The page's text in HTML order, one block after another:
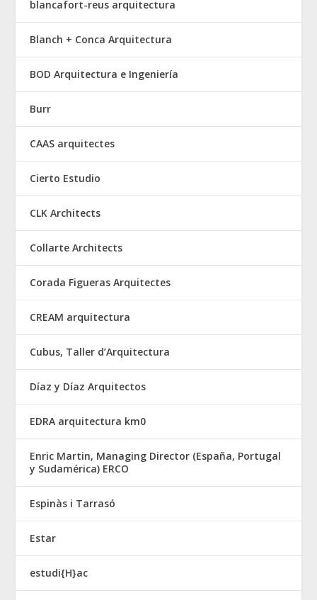
blancafort-reus arquitectura
Blanch + Conca Arquitectura
BOD Arquitectura e Ingeniería
Burr
CAAS arquitectes
Cierto Estudio
CLK Architects
Collarte Architects
Corada Figueras Arquitectes
CREAM arquitectura
Cubus, Taller d’Arquitectura
Díaz y Díaz Arquitectos
EDRA arquitectura km0
Enric Martin, Managing Director (España, Portugal
y Sudamérica) ERCO
Espinàs i Tarrasó
Estar
estudi{H}ac